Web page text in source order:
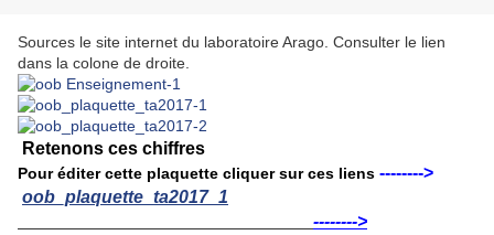
Sources le site internet du laboratoire Arago. Consulter le lien
dans la colone de droite.
Retenons ces chiffres
Pour éditer cette plaquette cliquer sur ces liens -------->
oob_plaquette_ta2017_1
-------->